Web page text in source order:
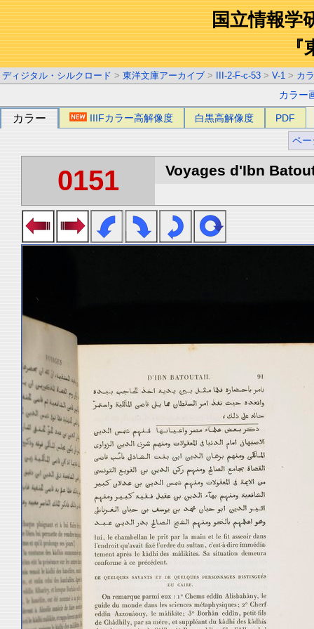
国立情報学
『
ディジタル・シルクロード > 東洋文庫アーカイブ > III-2-F-c-53 > V-1 > カ
カラー
カラー IIIFカラー高解像度 白黒高解像度 PDF
ペー
0151 Voyages d'Ibn